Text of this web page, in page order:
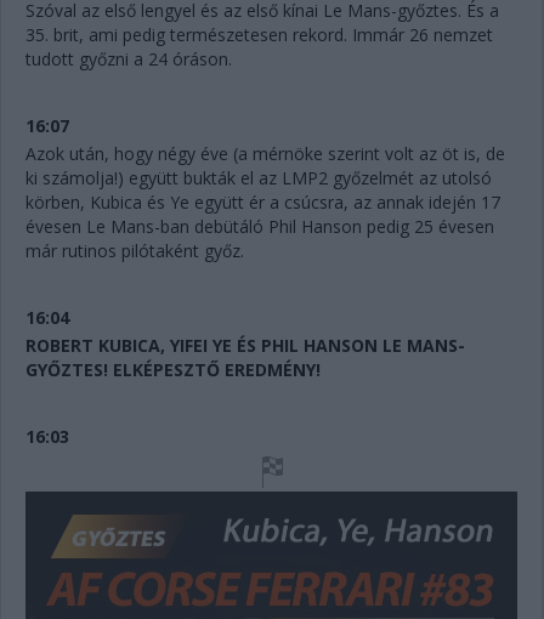
Szóval az első lengyel és az első kínai Le Mans-győztes. És a
35. brit, ami pedig természetesen rekord. Immár 26 nemzet
tudott győzni a 24 óráson.
16:07
Azok után, hogy négy éve (a mérnöke szerint volt az öt is, de
ki számolja!) együtt bukták el az LMP2 győzelmét az utolsó
körben, Kubica és Ye együtt ér a csúcsra, az annak idején 17
évesen Le Mans-ban debütáló Phil Hanson pedig 25 évesen
már rutinos pilótaként győz.
16:04
ROBERT KUBICA, YIFEI YE ÉS PHIL HANSON LE MANS-
GYŐZTES! ELKÉPESZTŐ EREDMÉNY!
16:03